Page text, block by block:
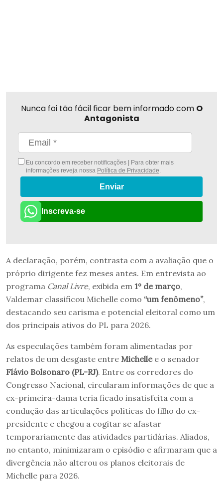
Nunca foi tão fácil ficar bem informado com O
Antagonista
Eu concordo em receber notificações | Para obter mais
informações reveja nossa Política de Privacidade.
Enviar
Inscreva-se
A declaração, porém, contrasta com a avaliação que o
próprio dirigente fez meses antes. Em entrevista ao
programa Canal Livre, exibida em 1º de março,
Valdemar classificou Michelle como “um fenômeno”,
destacando seu carisma e potencial eleitoral como um
dos principais ativos do PL para 2026.
As especulações também foram alimentadas por
relatos de um desgaste entre Michelle e o senador
Flávio Bolsonaro (PL-RJ). Entre os corredores do
Congresso Nacional, circularam informações de que a
ex-primeira-dama teria ficado insatisfeita com a
condução das articulações políticas do filho do ex-
presidente e chegou a cogitar se afastar
temporariamente das atividades partidárias. Aliados,
no entanto, minimizaram o episódio e afirmaram que a
divergência não alterou os planos eleitorais de
Michelle para 2026.